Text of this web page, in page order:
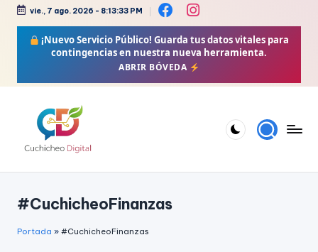
vie., 7 ago. 2026 - 8:13:34 PM
¡Nuevo Servicio Público! Guarda tus datos vitales para
contingencias en nuestra nueva herramienta.
ABRIR BÓVEDA
c
h
Crochet,
#CuchicheoFinanzas
Portada » #CuchicheoFinanzas